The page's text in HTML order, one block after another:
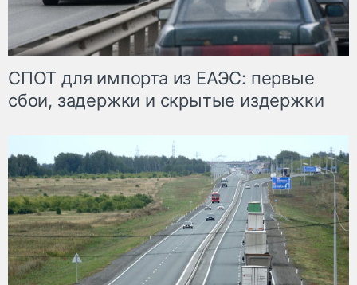
СПОТ для импорта из ЕАЭС: первые
сбои, задержки и скрытые издержки